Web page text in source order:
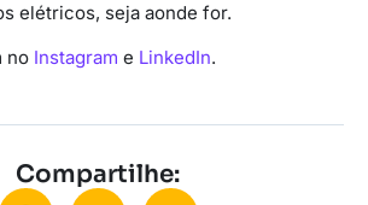
elétricos, seja aonde for.
no Instagram e LinkedIn.
Compartilhe: